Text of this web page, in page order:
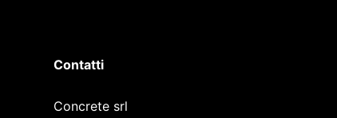
Contatti
Concrete srl